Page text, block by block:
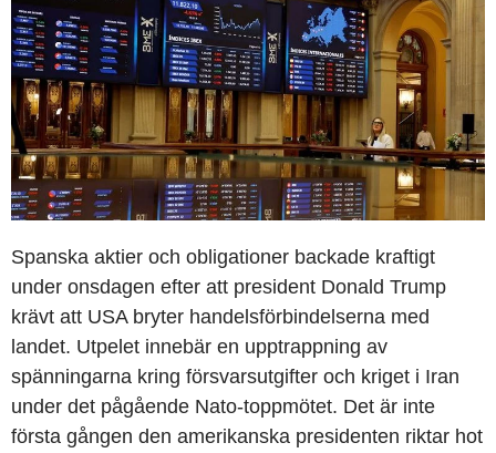
Spanska aktier och obligationer backade kraftigt
under onsdagen efter att president Donald Trump
krävt att USA bryter handelsförbindelserna med
landet. Utpelet innebär en upptrappning av
spänningarna kring försvarsutgifter och kriget i Iran
under det pågående Nato-toppmötet. Det är inte
första gången den amerikanska presidenten riktar hot